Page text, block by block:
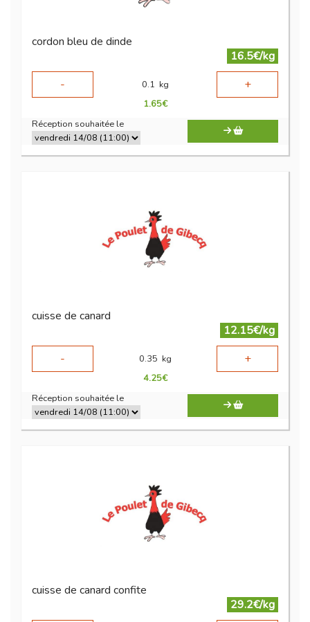
cordon bleu de dinde
16.5€/kg
-
0.1 kg +
1.65€
Réception souhaitée le
cuisse de canard
12.15€/kg
-
0.35 kg +
4.25€
Réception souhaitée le
cuisse de canard confite
29.2€/kg